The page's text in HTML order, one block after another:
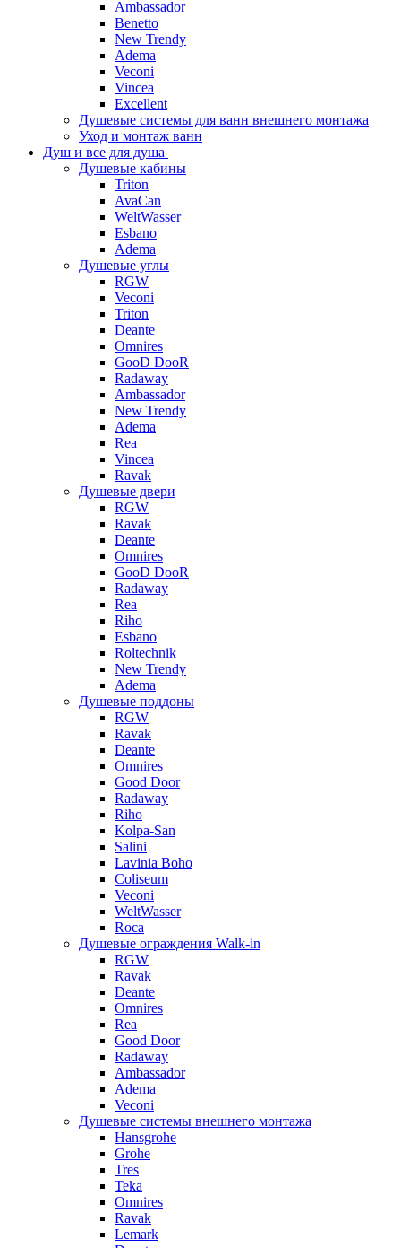
Ambassador
Benetto
New Trendy
Adema
Veconi
Vincea
Excellent
Душевые системы для ванн внешнего монтажа
Уход и монтаж ванн
Душ и все для душа
Душевые кабины
Triton
AvaCan
WeltWasser
Esbano
Adema
Душевые углы
RGW
Veconi
Triton
Deante
Omnires
GooD DooR
Radaway
Ambassador
New Trendy
Adema
Rea
Vincea
Ravak
Душевые двери
RGW
Ravak
Deante
Omnires
GooD DooR
Radaway
Rea
Riho
Esbano
Roltechnik
New Trendy
Adema
Душевые поддоны
RGW
Ravak
Deante
Omnires
Good Door
Radaway
Riho
Kolpa-San
Salini
Lavinia Boho
Coliseum
Veconi
WeltWasser
Roca
Душевые ограждения Walk-in
RGW
Ravak
Deante
Omnires
Rea
Good Door
Radaway
Ambassador
Adema
Veconi
Душевые системы внешнего монтажа
Hansgrohe
Grohe
Tres
Teka
Omnires
Ravak
Lemark